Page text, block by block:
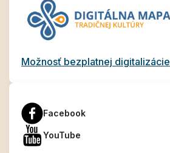
Možnosť bezplatnej digitalizácie
Facebook
YouTube